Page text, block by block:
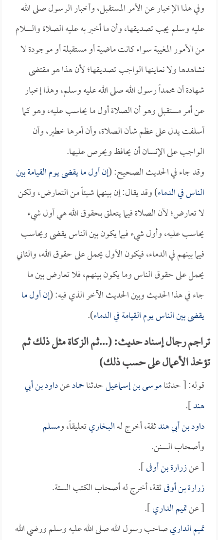
وفي هذا الإخبار عن الأمر المستقبل، وأخبار الرسول صلى الله
عليه وسلم يجب تصديقها، وأن ما أخبر به عليه الصلاة والسلام
من الأمور المغيبة سواء كانت ماضية أو مستقبلة أو موجودة لا
نشاهدها ولا نعاينها الواجب تصديقها؛ لأن هذا هو مقتضى
شهادة أن محمداً رسول الله صلى الله عليه وسلم، وهذا إخبار
عن أمر مستقبل وهو أن الصلاة أول ما يحاسب عليه، وهو كما
أسلفت يدل على عظم شأن الصلاة، وأن أمرها خطير، وأن
الواجب على الإنسان أن يحافظ ويحرص عليها.
وقد جاء في الحديث الصحيح: (إن أول ما يقضى يوم القيامة بين
الناس في الدماء) وقد يقال: إن بينهما شيئاً من التعارض، ولكن
لا تعارض؛ لأن الصلاة فيما يتعلق بحقوق الله هي أول شيء
يحاسب عليه، وأول شيء فيما يكون بين الناس يقضى ويحاسب
فيما بينهم في الدماء، فيكون الأول يحمل على حقوق الله، والثاني
يحمل على حقوق الناس وما يكون بينهم، فلا تعارض بين ما
جاء في هذا الحديث وبين الحديث الآخر الذي فيه: (إن أول ما
يقضى بين الناس يوم القيامة في الدماء).
تراجم رجال إسناد حديث: (...ثم الزكاة مثل ذلك ثم
تؤخذ الأعمال على حسب ذلك)
قوله: [ حدثناموسى بن إسماعيلحدثناحمادعنداود بن أبي
هند].
داود بن أبي هندثقة، أخرج لهالبخاريتعليقاً، ومسلم
وأصحاب السنن.
[ عنزرارة بن أوفى].
زرارة بن أوفىثقة، أخرج له أصحاب الكتب الستة.
[ عنتميم الداري].
تميم الداريصاحب رسول الله صلى الله عليه وسلم ورضي الله